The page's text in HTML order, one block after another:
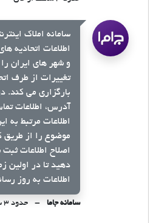
سامانه املاک
اطلاعات اتحادیه
و شهر های ایران
تغییرات از طرف
بارگزاری می کند.
آدرس، اطلاعات
اطلاعات مرتبط به
موضوع را از طریق
اصلاح اطلاعات
دهید تا در اولین
اطلاعات به روز
سامانه جاما حدود ۳ ساعت از حال